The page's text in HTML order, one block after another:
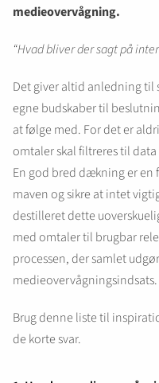
medieovervågning.
“Hvad bliver der sagt på
Det giver altid anledning til
egne budskaber til
at følge med. For det er
omtaler skal filtreres til
En god bred dækning er en
maven og sikre at intet
destilleret dette
med omtaler til brugbar
processen, der samlet
medieovervågningsindsats.
Brug denne liste til
de korte svar.